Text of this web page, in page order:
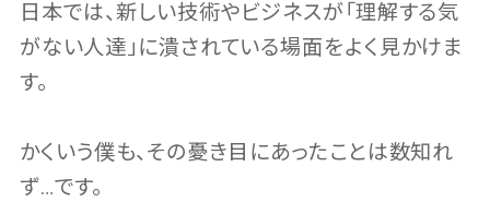
日本では、新しい技術やビジネスが「理解する気
がない人達」に潰されている場面をよく見かけま
す。
かくいう僕も、その憂き目にあったことは数知れ
ず…です。